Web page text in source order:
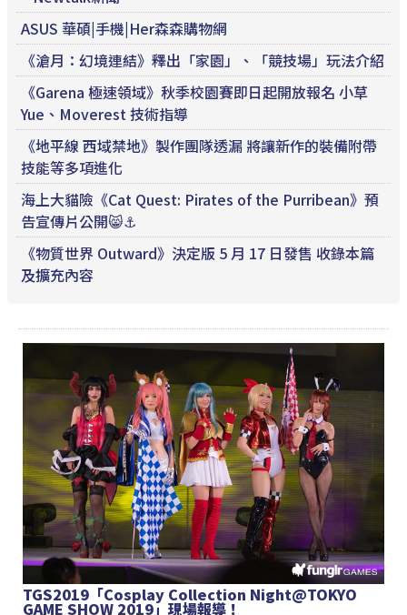
ASUS 華碩|手機|Her森森購物網
《滄月：幻境連結》釋出「家園」、「競技場」玩法介紹
《Garena 極速領域》秋季校園賽即日起開放報名 小草
Yue、Moverest 技術指導
《地平線 西域禁地》製作團隊透漏 將讓新作的裝備附帶
技能等多項進化
海上大貓險《Cat Quest: Pirates of the Purribean》預
告宣傳片公開😸⚓️
《物質世界 Outward》決定版 5 月 17 日發售 收錄本篇
及擴充內容
TGS2019「Cosplay Collection Night@TOKYO
GAME SHOW 2019」現場報導！